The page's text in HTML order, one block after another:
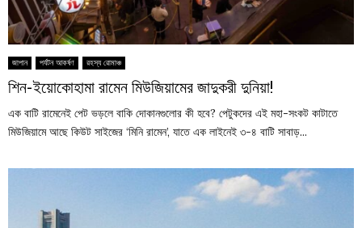
জাপান পর্যটন আকর্ষণ রহস্য রোমাঞ্চ
শিন-ইয়োকোহামা রামেন মিউজিয়ামের জাদুকরী দুনিয়া!
এক বাটি রামেনেই পেট ভড়লে বাকি দোকানগুলোর কী হবে? পেটুকদের এই মহা-সংকট কাটাতে
মিউজিয়ামে আছে কিউট সাইজের ‘মিনি রামেন’, যাতে এক লাইনেই ৩-৪ বাটি সাবাড়...